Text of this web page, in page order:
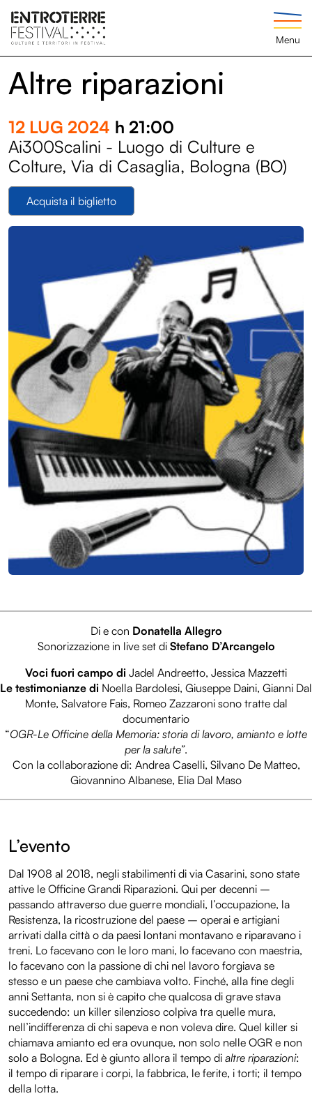
Menu
Altre riparazioni
12 LUG 2024 h 21:00
Ai300Scalini - Luogo di Culture e
Colture, Via di Casaglia, Bologna (BO)
Acquista il biglietto
Di e con Donatella Allegro
Sonorizzazione in live set di Stefano D’Arcangelo
Voci fuori campo di Jadel Andreetto, Jessica Mazzetti
Le testimonianze di Noella Bardolesi, Giuseppe Daini, Gianni Dal
Monte, Salvatore Fais, Romeo Zazzaroni sono tratte dal
documentario
“OGR-Le Officine della Memoria: storia di lavoro, amianto e lotte
per la salute”.
Con la collaborazione di: Andrea Caselli, Silvano De Matteo,
Giovannino Albanese, Elia Dal Maso
L’evento
Dal 1908 al 2018, negli stabilimenti di via Casarini, sono state
attive le Officine Grandi Riparazioni. Qui per decenni –
passando attraverso due guerre mondiali, l’occupazione, la
Resistenza, la ricostruzione del paese – operai e artigiani
arrivati dalla città o da paesi lontani montavano e riparavano i
treni. Lo facevano con le loro mani, lo facevano con maestria,
lo facevano con la passione di chi nel lavoro forgiava se
stesso e un paese che cambiava volto. Finché, alla fine degli
anni Settanta, non si è capito che qualcosa di grave stava
succedendo: un killer silenzioso colpiva tra quelle mura,
nell’indifferenza di chi sapeva e non voleva dire. Quel killer si
chiamava amianto ed era ovunque, non solo nelle OGR e non
solo a Bologna. Ed è giunto allora il tempo di altre riparazioni:
il tempo di riparare i corpi, la fabbrica, le ferite, i torti; il tempo
della lotta.